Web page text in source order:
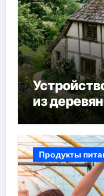
из
Продукты